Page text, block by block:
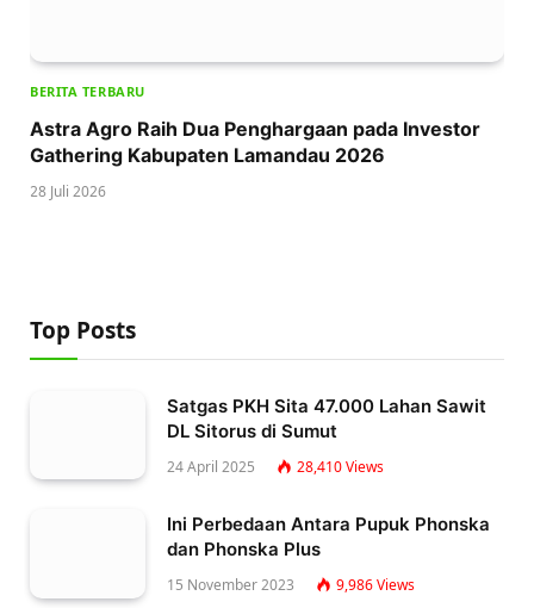
BERITA TERBARU
Astra Agro Raih Dua Penghargaan pada Investor
Gathering Kabupaten Lamandau 2026
28 Juli 2026
Top Posts
Satgas PKH Sita 47.000 Lahan Sawit
DL Sitorus di Sumut
24 April 2025 28,410Views
Ini Perbedaan Antara Pupuk Phonska
dan Phonska Plus
15 November 2023 9,986Views